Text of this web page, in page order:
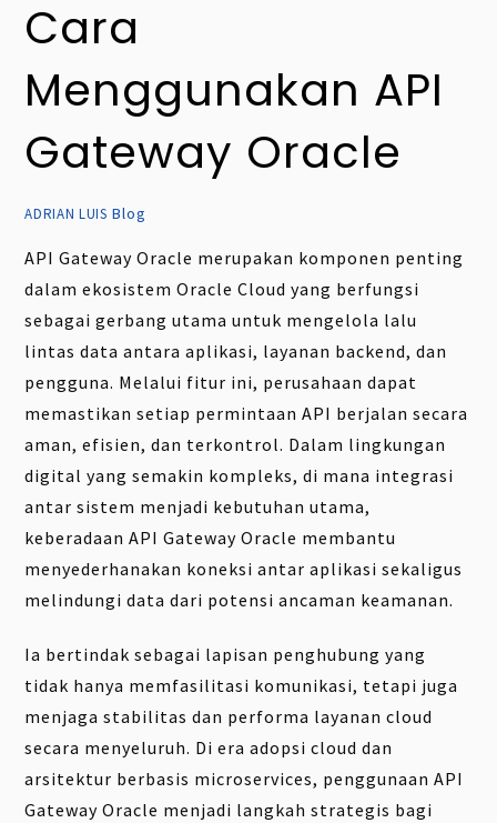
Cara
Menggunakan API
Gateway Oracle
ADRIAN LUIS Blog
API Gateway Oracle merupakan komponen penting
dalam ekosistem Oracle Cloud yang berfungsi
sebagai gerbang utama untuk mengelola lalu
lintas data antara aplikasi, layanan backend, dan
pengguna. Melalui fitur ini, perusahaan dapat
memastikan setiap permintaan API berjalan secara
aman, efisien, dan terkontrol. Dalam lingkungan
digital yang semakin kompleks, di mana integrasi
antar sistem menjadi kebutuhan utama,
keberadaan API Gateway Oracle membantu
menyederhanakan koneksi antar aplikasi sekaligus
melindungi data dari potensi ancaman keamanan.
Ia bertindak sebagai lapisan penghubung yang
tidak hanya memfasilitasi komunikasi, tetapi juga
menjaga stabilitas dan performa layanan cloud
secara menyeluruh. Di era adopsi cloud dan
arsitektur berbasis microservices, penggunaan API
Gateway Oracle menjadi langkah strategis bagi